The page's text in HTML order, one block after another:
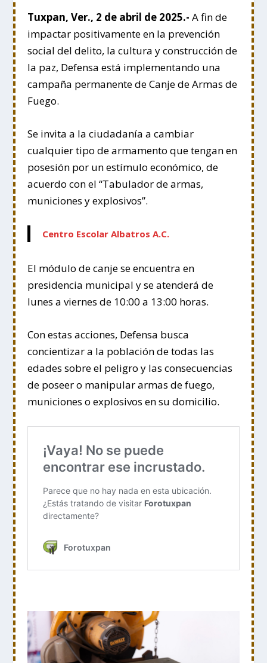
Tuxpan, Ver., 2 de abril de 2025.- A fin de
impactar positivamente en la prevención
social del delito, la cultura y construcción de
la paz, Defensa está implementando una
campaña permanente de Canje de Armas de
Fuego.
Se invita a la ciudadanía a cambiar
cualquier tipo de armamento que tengan en
posesión por un estímulo económico, de
acuerdo con el “Tabulador de armas,
municiones y explosivos”.
Centro Escolar Albatros A.C.
El módulo de canje se encuentra en
presidencia municipal y se atenderá de
lunes a viernes de 10:00 a 13:00 horas.
Con estas acciones, Defensa busca
concientizar a la población de todas las
edades sobre el peligro y las consecuencias
de poseer o manipular armas de fuego,
municiones o explosivos en su domicilio.